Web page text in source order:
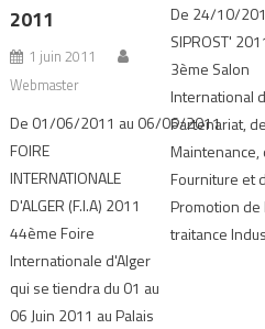
2011
1 juin 2011
Webmaster
De 01/06/2011 au 06/06/2011
FOIRE
INTERNATIONALE
D'ALGER (F.I.A) 2011
44ème Foire
Internationale d'Alger
qui se tiendra du 01 au
06 Juin 2011 au Palais
De 24/10/
SIPROST'
3ème Salon
International
Partenariat,
Maintenance,
Fourniture et
Promotion de
traitance